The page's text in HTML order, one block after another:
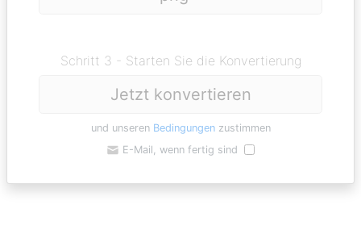
Schritt 3 - Starten Sie die Konvertierung
Jetzt konvertieren
und unseren Bedingungenzustimmen
E-Mail, wenn fertig sind